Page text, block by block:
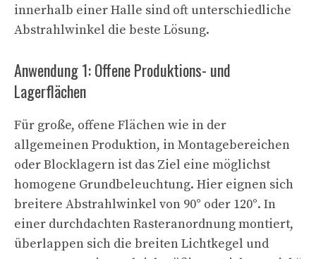
innerhalb einer Halle sind oft unterschiedliche
Abstrahlwinkel die beste Lösung.
Anwendung 1: Offene Produktions- und
Lagerflächen
Für große, offene Flächen wie in der
allgemeinen Produktion, in Montagebereichen
oder Blocklagern ist das Ziel eine möglichst
homogene Grundbeleuchtung. Hier eignen sich
breitere Abstrahlwinkel von 90° oder 120°. In
einer durchdachten Rasteranordnung montiert,
überlappen sich die breiten Lichtkegel und